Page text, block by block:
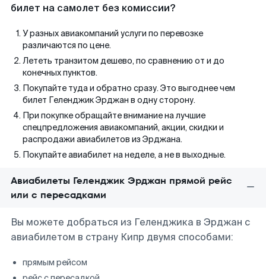
билет на самолет без комиссии?
У разных авиакомпаний услуги по перевозке
различаются по цене.
Лететь транзитом дешево, по сравнению от и до
конечных пунктов.
Покупайте туда и обратно сразу. Это выгоднее чем
билет Геленджик Эрджан в одну сторону.
При покупке обращайте внимание на лучшие
спецпредложения авиакомпаний, акции, скидки и
распродажи авиабилетов из Эрджана.
Покупайте авиабилет на неделе, а не в выходные.
Авиабилеты Геленджик Эрджан прямой рейс
или с пересадками
Вы можете добраться из Геленджика в Эрджан с
авиабилетом в страну Кипр двумя способами:
прямым рейсом